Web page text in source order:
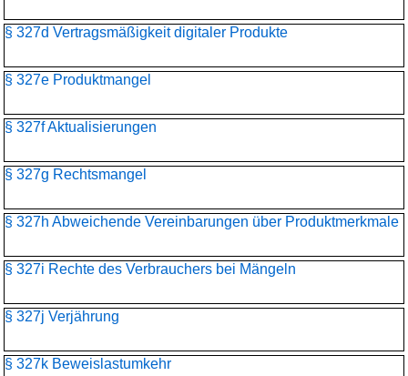
§ 327d Vertragsmäßigkeit digitaler Produkte
§ 327e Produktmangel
§ 327f Aktualisierungen
§ 327g Rechtsmangel
§ 327h Abweichende Vereinbarungen über Produktmerkmale
§ 327i Rechte des Verbrauchers bei Mängeln
§ 327j Verjährung
§ 327k Beweislastumkehr